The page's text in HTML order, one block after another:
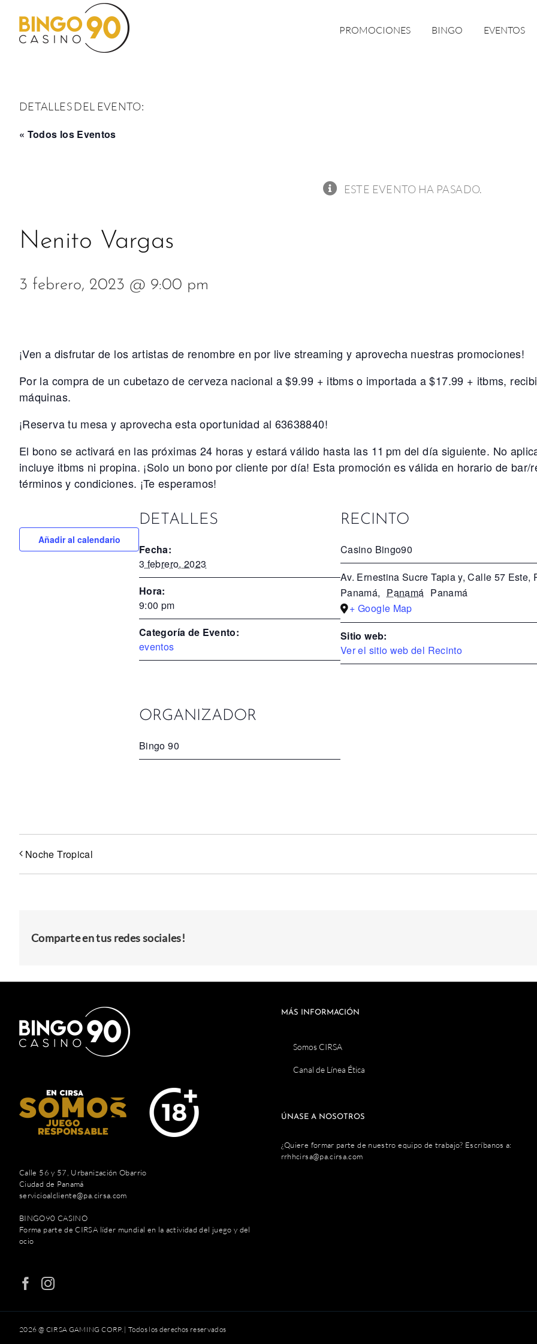
contenido
PROMOCIONES BINGO EVENTOS
DETALLES DEL EVENTO:
« Todos los Eventos
ESTE EVENTO HA PASADO.
Nenito Vargas
3 febrero, 2023 @ 9:00 pm
¡Ven a disfrutar de los artistas de renombre en por live streaming y aprovecha nuestras promociones!
Por la compra de un cubetazo de cerveza nacional a $9.99 + itbms o importada a $17.99 + itbms,
máquinas.
¡Reserva tu mesa y aprovecha esta oportunidad al 63638840!
El bono se activará en las próximas 24 horas y estará válido hasta las 11 pm del día siguiente. No
incluye itbms ni propina. ¡Solo un bono por cliente por día! Esta promoción es válida en horario de
términos y condiciones. ¡Te esperamos!
Añadir al calendario
DETALLES
Fecha:
3 febrero, 2023
Hora:
9:00 pm
Categoría de Evento:
eventos
ORGANIZADOR
Bingo 90
RECINTO
Casino Bingo90
Av. Ernestina Sucre Tapia y, Calle 57 Este,
Panamá, Panamá Panamá
+ Google Map
Sitio web:
Ver el sitio web del Recinto
Noche Tropical
Comparte en tus redes sociales!
Calle 56 y 57, Urbanización Obarrio
Ciudad de Panamá
servicioalcliente@pa.cirsa.com
BINGO90 CASINO
Forma parte de CIRSA líder mundial en la actividad del juego y del
ocio
MÁS INFORMACIÓN
Somos CIRSA
Canal de Línea Ética
ÚNASE A NOSOTROS
¿Quiere formar parte de nuestro equipo de trabajo? Escríbanos a:
rrhhcirsa@pa.cirsa.com
2026 @ CIRSA GAMING CORP. | Todos los derechos reservados